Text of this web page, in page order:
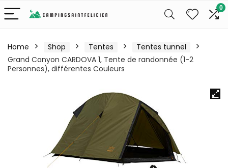
0
Home Shop Tentes
Tentes tunnel
Grand Canyon CARDOVA 1, Tente de randonnée (1-2
Personnes), différentes Couleurs